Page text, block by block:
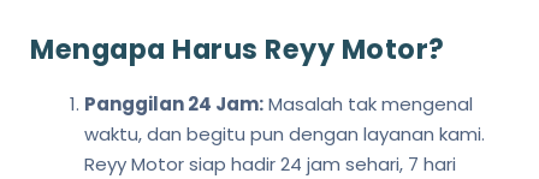
Mengapa Harus Reyy Motor?
Panggilan 24 Jam:Masalah tak mengenal
waktu, dan begitu pun dengan layanan kami.
Reyy Motor siap hadir 24 jam sehari, 7 hari